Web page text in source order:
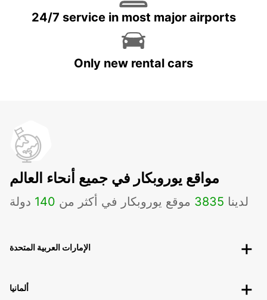
24/7 service in most major airports
Only new rental cars
مواقع يوروبكار في جميع أنحاء العالم
لدينا 3835 موقع يوروبكار في أكثر من 140 دولة
الإمارات العربية المتحدة
ألمانيا